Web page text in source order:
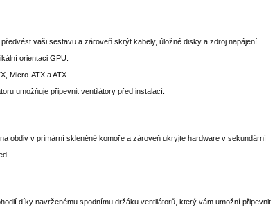
vaši sestavu a zároveň skrýt kabely, úložné disky a zdroj napájení.
orientaci GPU.
Micro-ATX a ATX.
umožňuje připevnit ventilátory před instalací.
obdiv v primární skleněné komoře a zároveň ukryjte hardware v sekundární
díky navrženému spodnímu držáku ventilátorů, který vám umožní připevnit